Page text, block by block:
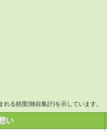
る頻度(独自集計)を示しています。
い